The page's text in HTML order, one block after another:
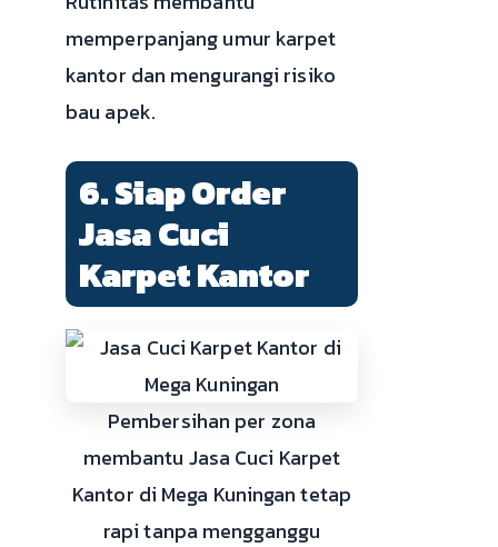
memperpanjang umur karpet
kantor dan mengurangi risiko
bau apek.
6. Siap Order
Jasa Cuci
Karpet Kantor
Pembersihan per zona
membantu Jasa Cuci Karpet
Kantor di Mega Kuningan tetap
rapi tanpa mengganggu